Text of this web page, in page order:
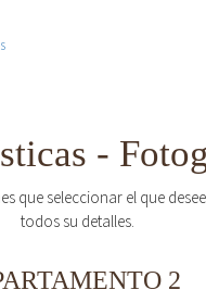
-
seleccionar el que
todos su detalles.
2